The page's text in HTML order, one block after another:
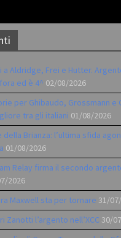
a Aldridge, Frei e Hutter.
ed è 4^ 02/08/2026
per Ghibaudo, Grossmann e
tra gli italiani 01/08/2026
della Brianza: l’ultima sfida
01/08/2026
Relay firma il secondo
2026
Maxwell sta per tornare 31/
Zanotti l’argento nell’XCC 30/